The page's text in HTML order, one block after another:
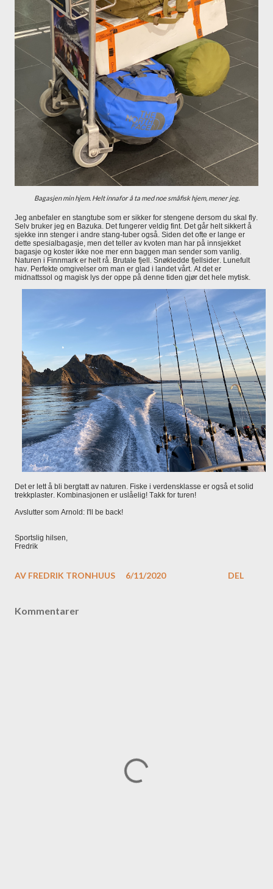
Bagasjen min hjem. Helt innafor å ta med noe småfisk hjem, mener jeg.
Jeg anbefaler en stangtube som er sikker for stengene dersom du skal fly.
Selv bruker jeg en Bazuka. Det fungerer veldig fint. Det går helt sikkert å
sjekke inn stenger i andre stang-tuber også. Siden det ofte er lange er
dette spesialbagasje, men det teller av kvoten man har på innsjekket
bagasje og koster ikke noe mer enn baggen man sender som vanlig.
Naturen i Finnmark er helt rå. Brutale fjell. Snøkledde fjellsider. Lunefult
hav. Perfekte omgivelser om man er glad i landet vårt. At det er
midnattssol og magisk lys der oppe på denne tiden gjør det hele mytisk.
Det er lett å bli bergtatt av naturen. Fiske i verdensklasse er også et solid
trekkplaster. Kombinasjonen er uslåelig! Takk for turen!
Avslutter som Arnold: I'll be back!
Sportslig hilsen,
Fredrik
AV FREDRIK TRONHUUS 6/11/2020 DEL
Kommentarer